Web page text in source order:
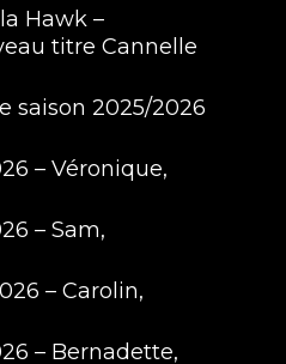
Hawk –
titre Cannelle
saison 2025/2026
– Véronique,
– Sam,
– Carolin,
– Bernadette,